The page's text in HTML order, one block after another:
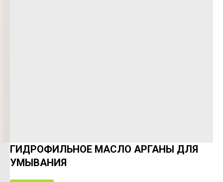
ГИДРОФИЛЬНОЕ МАСЛО АРГАНЫ ДЛЯ
УМЫВАНИЯ